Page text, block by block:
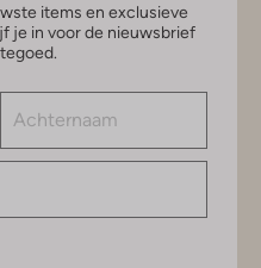
items en exclusieve
je in voor de nieuwsbrief